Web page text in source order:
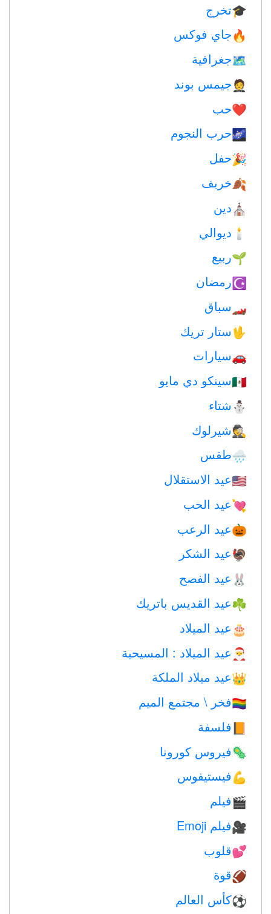
🎓تخرج
🔥جاي فوكس
🗺جغرافية
🤵 جيمس بوند
❤️️حب
🌌حرب النجوم
🎉حفل
🍂خريف
⛪️ دين
🕯 ديوالي
🌱ربيع
☪️رمضان
🏎 سباق
🖖ستار تريك
🚗سيارات
🇲🇽سينكو دي مايو
⛄ شتاء
🕵️شيرلوك
🌧طقس
🇺🇸عيد الاستقلال
💘عيد الحب
🎃عيد الرعب
🦃عيد الشكر
🐰 عيد الفصح
☘️عيد القديس باتريك
🎂 عيد الميلاد
🎅 عيد الميلاد : المسيحية
👑عيد ميلاد الملكة
🏳️‍🌈فخر \ مجتمع الميم
📙 فلسفة
🦠فيروس كورونا
💪 فيستيفوس
🎬فيلم
🎥فيلم Emoji
💕قلوب
🏈قوة
⚽كأس العالم